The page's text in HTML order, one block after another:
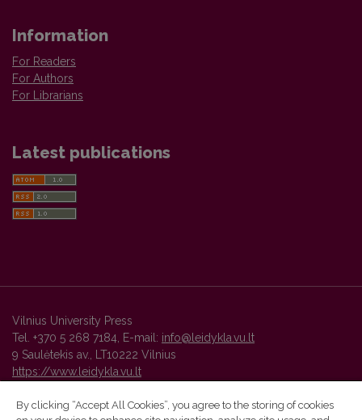
Information
For Readers
For Authors
For Librarians
Latest publications
Vilnius University Press
Tel. +370 5 268 7184, E-mail: info@leidykla.vu.lt
9 Saulėtekis av., LT10222 Vilnius
https://www.leidykla.vu.lt
By clicking “Accept All Cookies”, you agree to the storing of cookies